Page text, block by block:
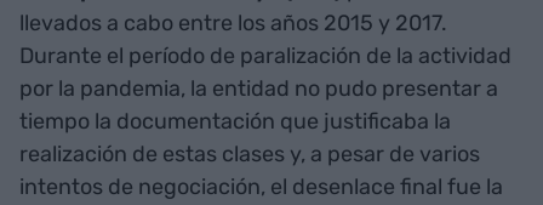
llevados a cabo entre los años 2015 y 2017.
Durante el período de paralización de la actividad
por la pandemia, la entidad no pudo presentar a
tiempo la documentación que justificaba la
realización de estas clases y, a pesar de varios
intentos de negociación, el desenlace final fue la